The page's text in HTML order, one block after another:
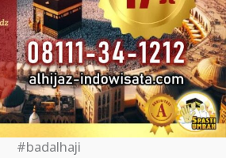
#badalhaji